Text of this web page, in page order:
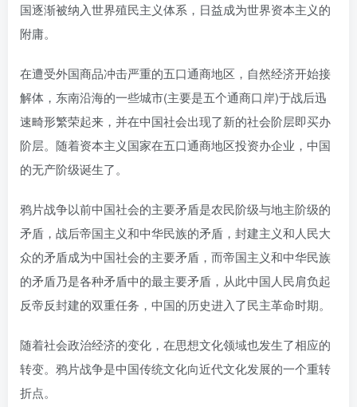
国逐渐被纳入世界殖民主义体系，日益成为世界资本主义的
附庸。
在遭受外国商品冲击严重的五口通商地区，自然经济开始接
解体，东南沿海的一些城市(主要是五个通商口岸)于战后迅
速畸形繁荣起来，并在中国社会出现了新的社会阶层即买办
阶层。随着资本主义国家在五口通商地区投资办企业，中国
的无产阶级诞生了。
鸦片战争以前中国社会的主要矛盾是农民阶级与地主阶级的
矛盾，战后帝国主义和中华民族的矛盾，封建主义和人民大
众的矛盾成为中国社会的主要矛盾，而帝国主义和中华民族
的矛盾乃是各种矛盾中的最主要矛盾，从此中国人民肩负起
反帝反封建的双重任务，中国的历史进入了民主革命时期。
随着社会政治经济的变化，在思想文化领域也发生了相应的
转变。鸦片战争是中国传统文化向近代文化发展的一个重转
折点。